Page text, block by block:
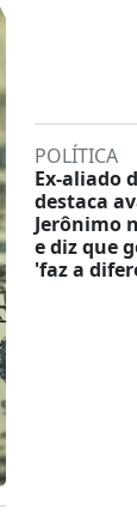
POLÍTICA
Ex-aliado
destaca
Jerônimo
e diz que
'faz a